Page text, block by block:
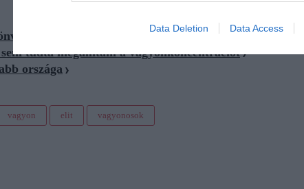
Data Deletion Data Access
Tízmilliók múlnak ezen válóperben
tudta megállítani a vagyonkoncentrációt
országa
vagyon elit vagyonosok